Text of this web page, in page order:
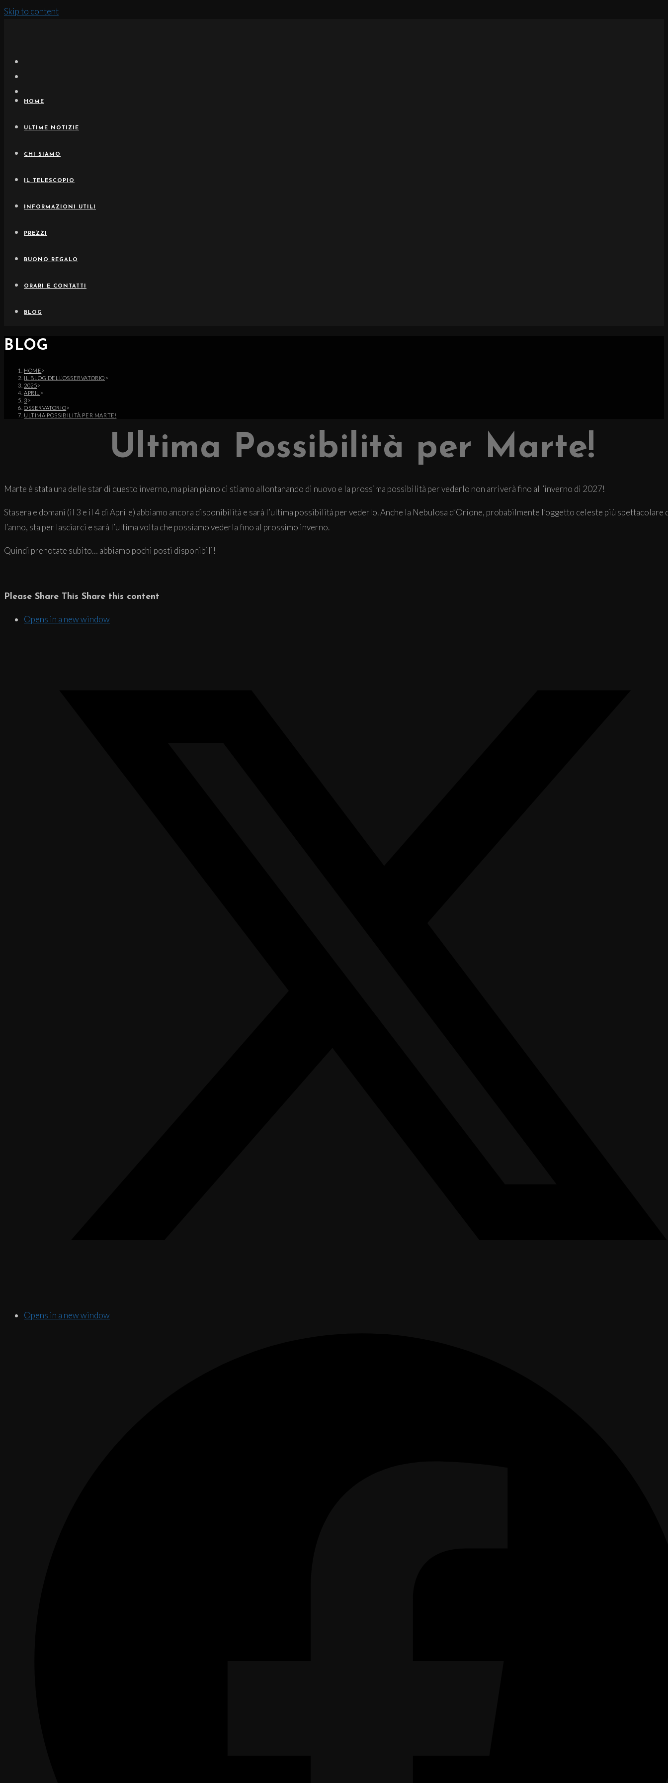
Skip to content
HOME
ULTIME NOTIZIE
CHI SIAMO
IL TELESCOPIO
INFORMAZIONI UTILI
PREZZI
BUONO REGALO
ORARI E CONTATTI
BLOG
BLOG
HOME >
IL BLOG DELL’OSSERVATORIO >
2025>
APRIL >
3 >
OSSERVATORIO>
ULTIMA POSSIBILITÀ PER MARTE!
Ultima Possibilità per Marte!
Marte è stata una delle star di questo inverno, ma pian piano ci stiamo allontanando di nuovo e la prossima possibilità per vederlo non arriverà fino all’inverno di 2027!
Stasera e domani (il 3 e il 4 di Aprile) abbiamo ancora disponibilità e sarà l’ultima possibilità per vederlo. Anche la Nebulosa d’Orione, probabilmente l’oggetto celeste più spettacolare
l’anno, sta per lasciarci e sarà l’ultima volta che possiamo vederla fino al prossimo inverno.
Quindi prenotate subito… abbiamo pochi posti disponibili!
Please Share This Share this content
Opens in a new window
Opens in a new window